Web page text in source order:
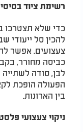
רשימת ציוד
כדי שלא תצטרכו
להכין סל ייעודי
צעצועים. אפשר
כביסה מחורר,
לבן, סודה
הפעולה הופכת
בין הארונות.
ניקוי צעצועי